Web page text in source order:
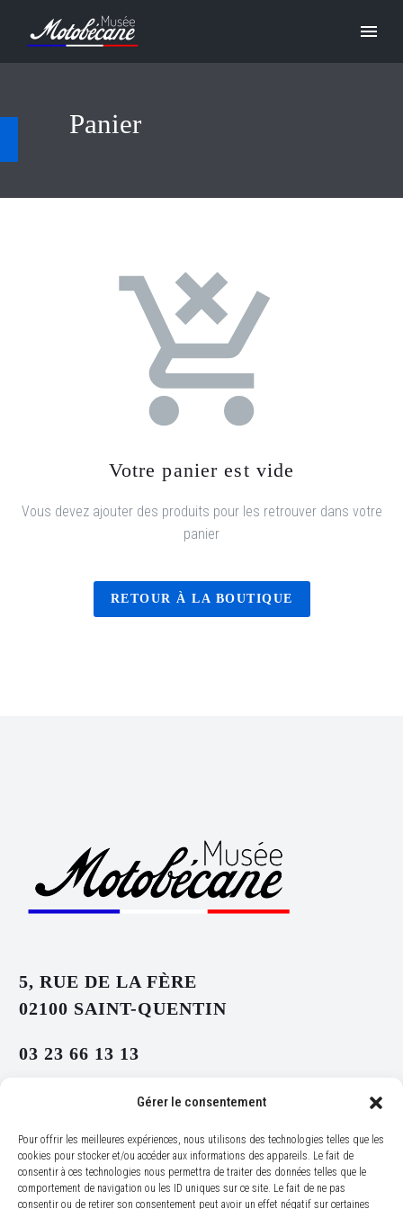
Gérer le consentement
Pour offrir les meilleures expériences, nous utilisons des technologies telles que les
cookies pour stocker et/ou accéder aux informations des appareils. Le fait de
consentir à ces technologies nous permettra de traiter des données telles que le
comportement de navigation ou les ID uniques sur ce site. Le fait de ne pas
consentir ou de retirer son consentement peut avoir un effet négatif sur certaines
Panier
Votre panier est vide
Vous devez ajouter des produits pour les retrouver dans votre
panier
RETOUR À LA BOUTIQUE
5, RUE DE LA FÈRE
02100 SAINT-QUENTIN
03 23 66 13 13
CONTACT@MUSEE-MOTOBECANE.FR